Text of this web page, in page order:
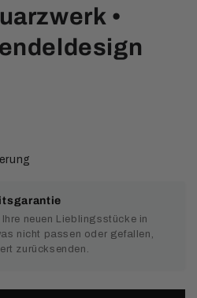
•
neuen Lieblingsstücke in
nicht passen oder gefallen,
zurücksenden.